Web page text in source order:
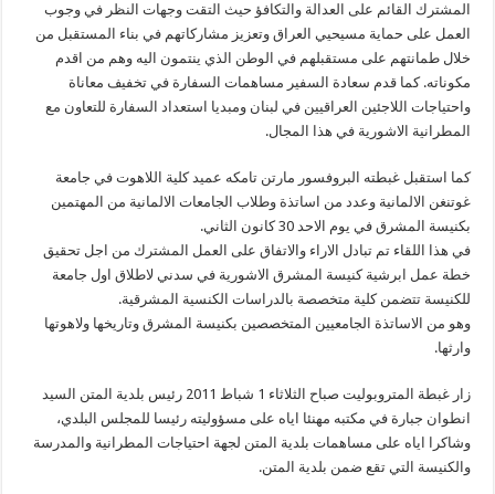
المشترك القائم على العدالة والتكافؤ حيث التقت وجهات النظر في وجوب
العمل على حماية مسيحيي العراق وتعزيز مشاركاتهم في بناء المستقبل من
خلال طمانتهم على مستقبلهم في الوطن الذي ينتمون اليه وهم من اقدم
مكوناته. كما قدم سعادة السفير مساهمات السفارة في تخفيف معاناة
واحتياجات اللاجئين العراقيين في لبنان ومبديا استعداد السفارة للتعاون مع
المطرانية الاشورية في هذا المجال.
كما استقبل غبطته البروفسور مارتن تامكه عميد كلية اللاهوت في جامعة
غوتنغن الالمانية وعدد من اساتذة وطلاب الجامعات الالمانية من المهتمين
بكنيسة المشرق في يوم الاحد 30 كانون الثاني.
في هذا اللقاء تم تبادل الاراء والاتفاق على العمل المشترك من اجل تحقيق
خطة عمل ابرشية كنيسة المشرق الاشورية في سدني لاطلاق اول جامعة
للكنيسة تتضمن كلية متخصصة بالدراسات الكنسية المشرقية.
وهو من الاساتذة الجامعيين المتخصصين بكنيسة المشرق وتاريخها ولاهوتها
وارثها.
زار غبطة المتروبوليت صباح الثلاثاء 1 شباط 2011 رئيس بلدية المتن السيد
انطوان جبارة في مكتبه مهنئا اياه على مسؤوليته رئيسا للمجلس البلدي،
وشاكرا اياه على مساهمات بلدية المتن لجهة احتياجات المطرانية والمدرسة
والكنيسة التي تقع ضمن بلدية المتن.